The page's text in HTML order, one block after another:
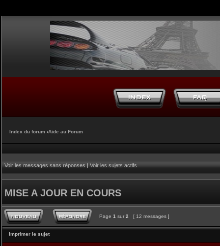
Index du forum ‹Aide au Forum
Voir les messages sans réponses|Voir les sujets actifs
MISE A JOUR EN COURS
Page 1 sur 2 [ 12 messages ]
Imprimer le sujet